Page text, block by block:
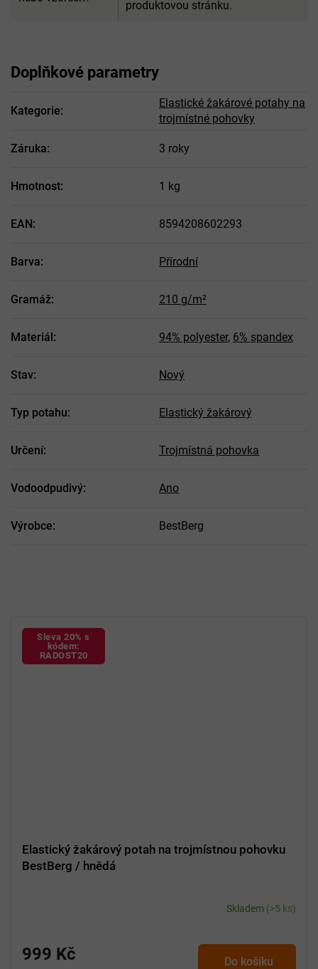
produktovou stránku.
Doplňkové parametry
Kategorie:
Elastické žakárové potahy na
trojmístné pohovky
Záruka: 3 roky
Hmotnost: 1 kg
EAN: 8594208602293
Barva: Přírodní
Gramáž: 210 g/m²
Materiál: 94% polyester, 6% spandex
Stav: Nový
Typ potahu: Elastický žakárový
Určení: Trojmístná pohovka
Vodoodpudivý: Ano
Výrobce: BestBerg
Sleva 20% s
kódem:
RADOST20
Elastický žakárový potah na trojmístnou pohovku
BestBerg / hnědá
Skladem (>5 ks)
999 Kč Do košíku